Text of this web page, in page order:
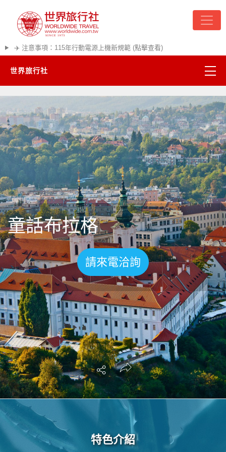
✈️ 注意事項：115年行動電源上機新規範 (點擊查看)
世界旅行社
精彩越南
熱門韓國
超夯日本
悠遊美加
遊輪河輪
世界臻旅
中東非洲
歐洲之旅
頂尖世界
二人成行
童話布拉格
請來電洽詢
特色介紹